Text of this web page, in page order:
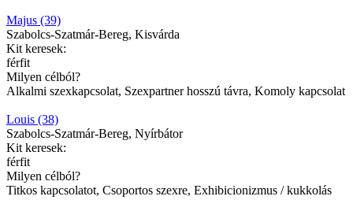
Majus (39)
Szabolcs-Szatmár-Bereg, Kisvárda
Kit keresek:
férfit
Milyen célból?
Alkalmi szexkapcsolat, Szexpartner hosszú távra, Komoly kapcsolat
Louis (38)
Szabolcs-Szatmár-Bereg, Nyírbátor
Kit keresek:
férfit
Milyen célból?
Titkos kapcsolatot, Csoportos szexre, Exhibicionizmus / kukkolás